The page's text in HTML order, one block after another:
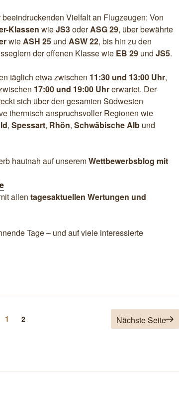
Vielfalt an Flugzeugen: Von
Klassen wieJS3oderASG 29, über bewährte
wieASH 25 und ASW 22, bis hin zu den
der offenen Klasse wie EB 29 und JS5.
täglich etwa zwischen 11:30 und 13:00 Uhr,
17:00 und 19:00 Uhrerwartet. Der
sich über den gesamten Südwesten
thermisch anspruchsvoller Regionen wie
, Spessart, Rhön, Schwäbische Alb und
hautnah auf unseremWettbewerbsblog mit
allen tagesaktuellen Wertungen und
Tage – und auf viele interessierte
Seite
1 Seite
2 Nächste Seite